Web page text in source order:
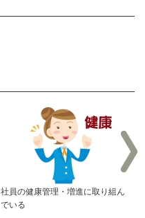
社員の健康管理・増進に取り組ん
でいる